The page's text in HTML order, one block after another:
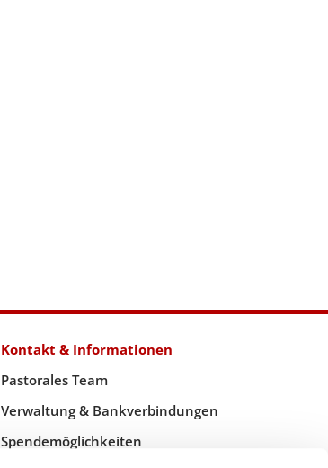
Kontakt & Informationen
Pastorales Team
Verwaltung & Bankverbindungen
Spendemöglichkeiten